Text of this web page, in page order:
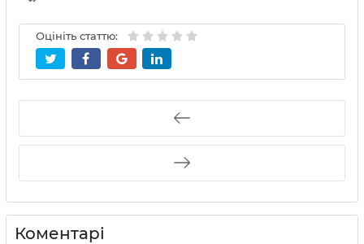
Оцініть статтю:
Коментарі